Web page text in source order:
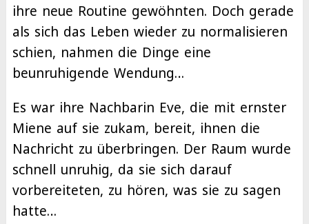
ihre neue Routine gewöhnten. Doch gerade
als sich das Leben wieder zu normalisieren
schien, nahmen die Dinge eine
beunruhigende Wendung…
Es war ihre Nachbarin Eve, die mit ernster
Miene auf sie zukam, bereit, ihnen die
Nachricht zu überbringen. Der Raum wurde
schnell unruhig, da sie sich darauf
vorbereiteten, zu hören, was sie zu sagen
hatte…